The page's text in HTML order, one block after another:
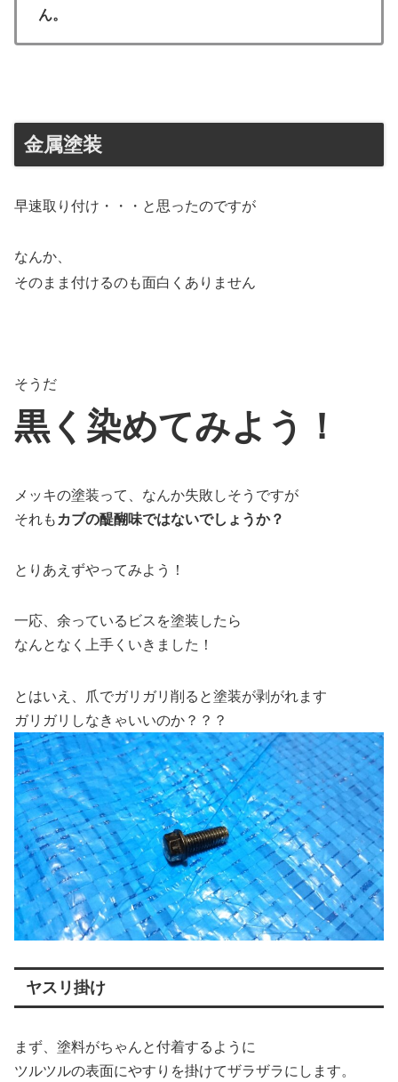
ん。
金属塗装
早速取り付け・・・と思ったのですが
なんか、
そのまま付けるのも面白くありません
そうだ
黒く染めてみよう！
メッキの塗装って、なんか失敗しそうですが
それも カブの醍醐味ではないでしょうか？
とりあえずやってみよう！
一応、余っているビスを塗装したら
なんとなく上手くいきました！
とはいえ、爪でガリガリ削ると塗装が剥がれます
ガリガリしなきゃいいのか？？？
ヤスリ掛け
まず、塗料がちゃんと付着するように
ツルツルの表面にやすりを掛けてザラザラにします。